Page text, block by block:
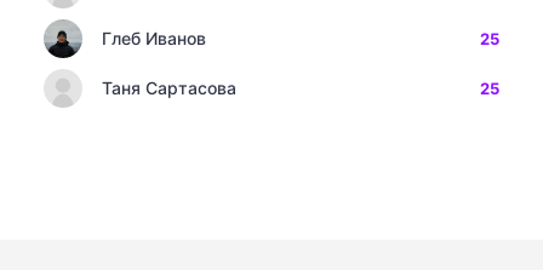
Глеб Иванов 25
Таня Сартасова 25